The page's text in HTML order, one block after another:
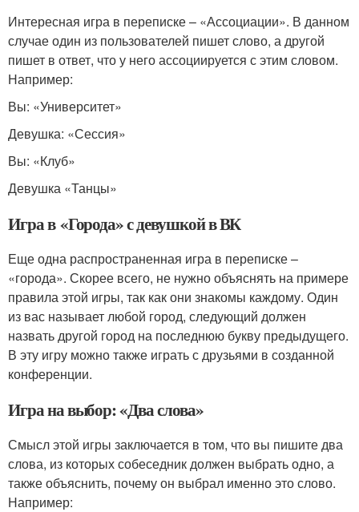
Интересная игра в переписке – «Ассоциации». В данном
случае один из пользователей пишет слово, а другой
пишет в ответ, что у него ассоциируется с этим словом.
Например:
Вы: «Университет»
Девушка: «Сессия»
Вы: «Клуб»
Девушка «Танцы»
Игра в «Города» с девушкой в ВК
Еще одна распространенная игра в переписке –
«города». Скорее всего, не нужно объяснять на примере
правила этой игры, так как они знакомы каждому. Один
из вас называет любой город, следующий должен
назвать другой город на последнюю букву предыдущего.
В эту игру можно также играть с друзьями в созданной
конференции.
Игра на выбор: «Два слова»
Смысл этой игры заключается в том, что вы пишите два
слова, из которых собеседник должен выбрать одно, а
также объяснить, почему он выбрал именно это слово.
Например: